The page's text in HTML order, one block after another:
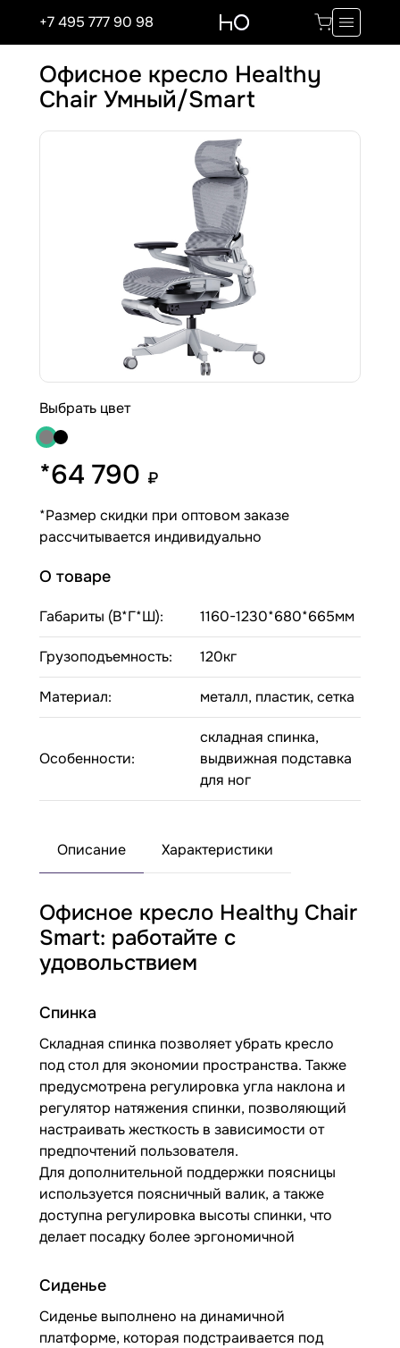
+7 495 777 90 98
Офисное кресло Healthy
Chair Умный/Smart
О товаре
Габариты (В*Г*Ш): 1160-1230*680*665мм
Грузоподъемность: 120кг
Материал: металл, пластик, сетка
Особенности:
складная спинка,
выдвижная подставка
для ног
Выбрать цвет
*64 790 ₽
*Размер скидки при оптовом заказе
рассчитывается индивидуально
Описание Характеристики
Офисное кресло Healthy Chair
Smart: работайте с
удовольствием
Спинка
Складная спинка позволяет убрать кресло
под стол для экономии пространства. Также
предусмотрена регулировка угла наклона и
регулятор натяжения спинки, позволяющий
настраивать жесткость в зависимости от
предпочтений пользователя.
Для дополнительной поддержки поясницы
используется поясничный валик, а также
доступна регулировка высоты спинки, что
делает посадку более эргономичной
Сиденье
Сиденье выполнено на динамичной
платформе, которая подстраивается под